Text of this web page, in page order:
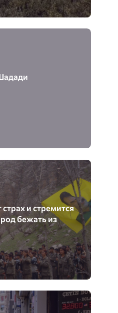
и стремится
бежать из